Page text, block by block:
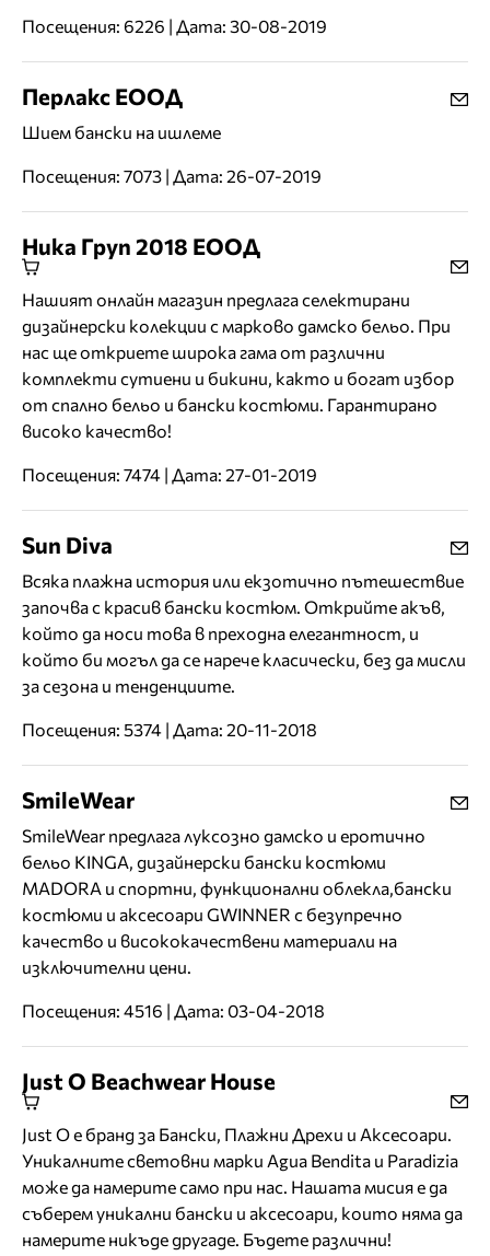
Посещения: 6226 | Дата: 30-08-2019
Перлакс ЕООД
Шием бански на ишлеме
Посещения: 7073 | Дата: 26-07-2019
Ника Груп 2018 ЕООД
Нашият онлайн магазин предлага селектирани
дизайнерски колекции с марково дамско бельо. При
нас ще откриете широка гама от различни
комплекти сутиени и бикини, както и богат избор
от спално бельо и бански костюми. Гарантирано
високо качество!
Посещения: 7474 | Дата: 27-01-2019
Sun Diva
Всяка плажна история или екзотично пътешествие
започва с красив бански костюм. Открийте акъв,
който да носи това в преходна елегантност, и
който би могъл да се нарече класически, без да мисли
за сезона и тенденциите.
Посещения: 5374 | Дата: 20-11-2018
SmileWear
SmileWear предлага луксозно дамско и еротично
бельо KINGA, дизайнерски бански костюми
MADORA и спортни, функционални облекла,бански
костюми и аксесоари GWINNER с безупречно
качество и висококачествени материали на
изключителни цени.
Посещения: 4516 | Дата: 03-04-2018
Just O Beachwear House
Just O е бранд за Бански, Плажни Дрехи и Аксесоари.
Уникалните световни марки Agua Bendita и Paradizia
може да намерите само при нас. Нашата мисия е да
съберем уникални бански и аксесоари, които няма да
намерите никъде другаде. Бъдете различни!